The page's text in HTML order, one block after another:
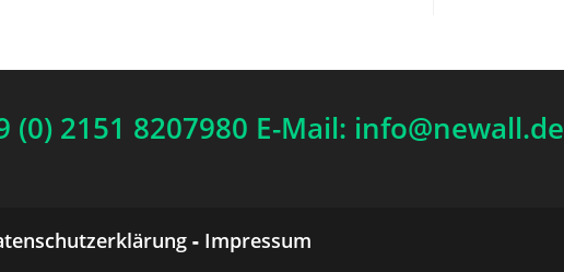
2151 8207980 E-Mail: info@newall.de
- Impressum